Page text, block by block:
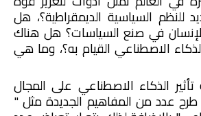
السياسية الديمقراطية؟، هل
في صنع السياسات؟ هل هناك
الاصطناعي القيام به؟، وما هي
تأثير الذكاء الاصطناعي على المجال
عدد من المفاهيم الجديدة مثل "